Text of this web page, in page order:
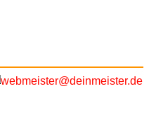
webmeister@deinmeister.de